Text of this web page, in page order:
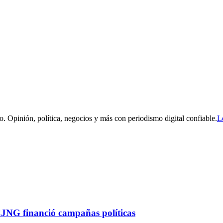
financió campañas políticas
Opinión, política, negocios y más con periodismo digital confiable.